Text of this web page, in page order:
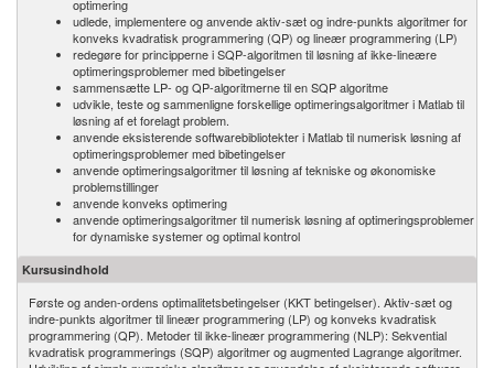
optimering
udlede, implementere og anvende aktiv-sæt og indre-punkts algoritmer for
konveks kvadratisk programmering (QP) og lineær programmering (LP)
redegøre for principperne i SQP-algoritmen til løsning af ikke-lineære
optimeringsproblemer med bibetingelser
sammensætte LP- og QP-algoritmerne til en SQP algoritme
udvikle, teste og sammenligne forskellige optimeringsalgoritmer i Matlab til
løsning af et forelagt problem.
anvende eksisterende softwarebibliotekter i Matlab til numerisk løsning af
optimeringsproblemer med bibetingelser
anvende optimeringsalgoritmer til løsning af tekniske og økonomiske
problemstillinger
anvende konveks optimering
anvende optimeringsalgoritmer til numerisk løsning af optimeringsproblemer
for dynamiske systemer og optimal kontrol
Kursusindhold
Første og anden-ordens optimalitetsbetingelser (KKT betingelser). Aktiv-sæt og
indre-punkts algoritmer til lineær programmering (LP) og konveks kvadratisk
programmering (QP). Metoder til ikke-lineær programmering (NLP): Sekvential
kvadratisk programmerings (SQP) algoritmer og augmented Lagrange algoritmer.